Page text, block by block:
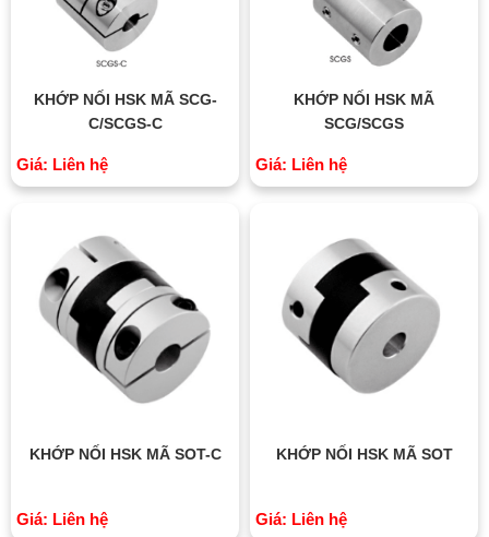
KHỚP NỐI HSK MÃ SCG-
C/SCGS-C
Giá: Liên hệ
KHỚP NỐI HSK MÃ
SCG/SCGS
Giá: Liên hệ
KHỚP NỐI HSK MÃ SOT-C
Giá: Liên hệ
KHỚP NỐI HSK MÃ SOT
Giá: Liên hệ